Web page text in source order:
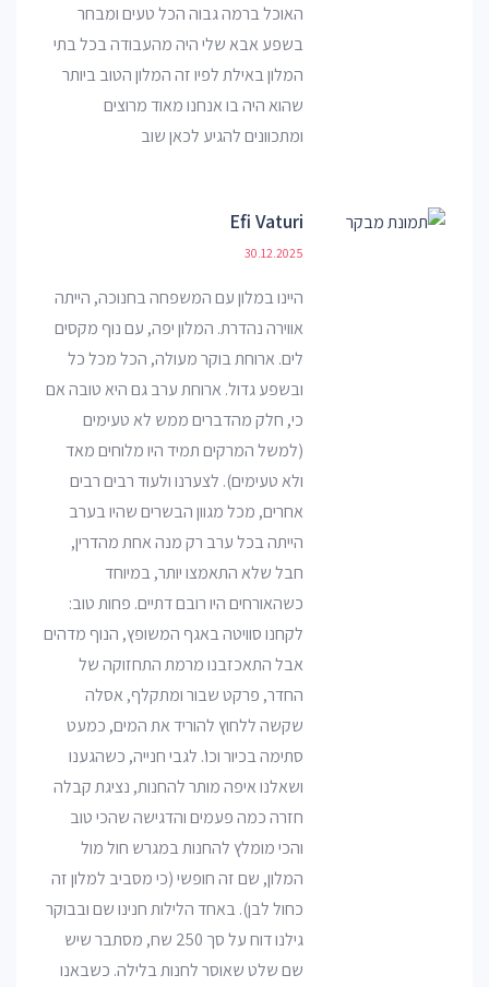
האוכל ברמה גבוה הכל טעים ומבחר
בשפע אבא שלי היה מהעבודה בכל בתי
המלון באילת לפיו זה המלון הטוב ביותר
שהוא היה בו אנחנו מאוד מרוצים
ומתכוונים להגיע לכאן שוב
Efi Vaturi
30.12.2025
היינו במלון עם המשפחה בחנוכה, הייתה
אווירה נהדרת. המלון יפה, עם נוף מקסים
לים. ארוחת בוקר מעולה, הכל מכל כל
ובשפע גדול. ארוחת ערב גם היא טובה אם
כי, חלק מהדברים ממש לא טעימים
(למשל המרקים תמיד היו מלוחים מאד
ולא טעימים). לצערנו ולעוד רבים רבים
אחרים, מכל מגוון הבשרים שהיו בערב
הייתה בכל ערב רק מנה אחת מהדרין,
חבל שלא התאמצו יותר, במיוחד
כשהאורחים היו רובם דתיים. פחות טוב:
לקחנו סוויטה באגף המשופץ, הנוף מדהים
אבל התאכזבנו מרמת התחזוקה של
החדר, פרקט שבור ומתקלף, אסלה
שקשה ללחוץ להוריד את המים, כמעט
סתימה בכיור וכו'. לגבי חנייה, כשהגענו
ושאלנו איפה מותר להחנות, נציגת קבלה
חזרה כמה פעמים והדגישה שהכי טוב
והכי מומלץ להחנות במגרש חול מול
המלון, שם זה חופשי (כי מסביב למלון זה
כחול לבן). באחד הלילות חנינו שם ובבוקר
גילנו דוח על סך 250 שח, מסתבר שיש
שם שלט שאוסר לחנות בלילה. כשבאנו